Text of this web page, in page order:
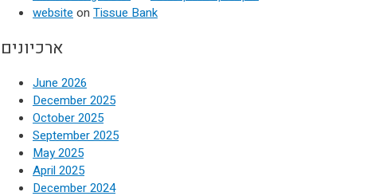
websiteon Tissue Bank
ארכיונים
June 2026
December 2025
October 2025
September 2025
May 2025
April 2025
December 2024